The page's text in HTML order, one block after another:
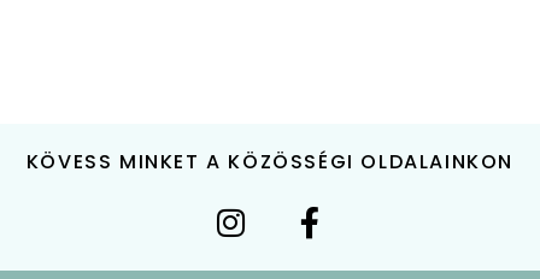
KÖVESS MINKET A KÖZÖSSÉGI OLDALAINKON